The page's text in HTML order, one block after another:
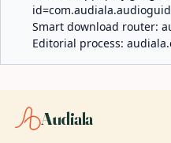
Smart download router:
Editorial process:
Audiala